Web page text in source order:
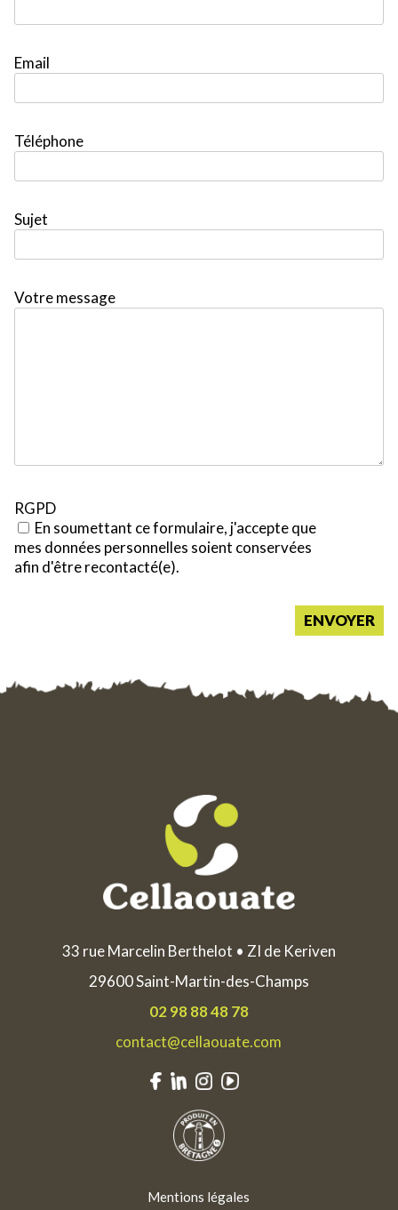
Email
Téléphone
Sujet
Votre message
RGPD
En soumettant ce formulaire, j'accepte que
mes données personnelles soient conservées
afin d'être recontacté(e).
33 rue Marcelin Berthelot • ZI de Keriven
29600 Saint-Martin-des-Champs
02 98 88 48 78
contact@cellaouate.com
Mentions légales